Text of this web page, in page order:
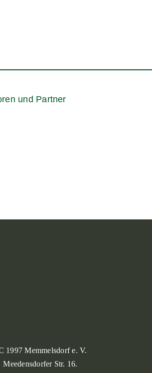
und Partner
1997 Memmelsdorf e. V.
Meedensdorfer Str. 16.